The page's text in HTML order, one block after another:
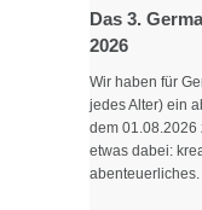
SPORT
KULTUR
Das 3.
2026
Wir haben für
jedes Alter) ein
dem 01.08.2026
etwas dabei:
abenteuerliches.